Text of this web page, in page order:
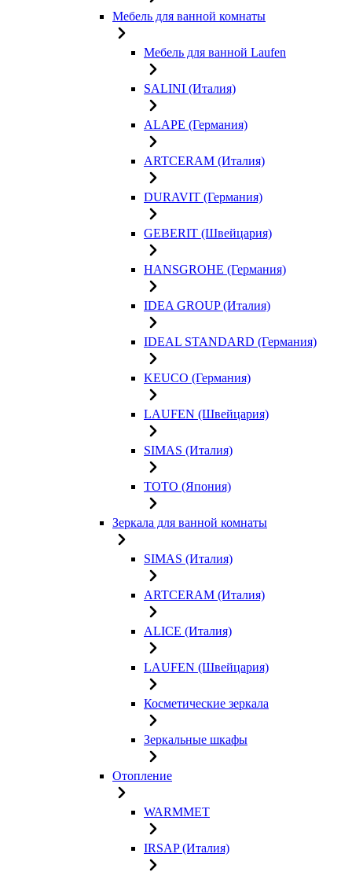
Мебель для ванной комнаты
Мебель для ванной Laufen
SALINI (Италия)
ALAPE (Германия)
ARTCERAM (Италия)
DURAVIT (Германия)
GEBERIT (Швейцария)
HANSGROHE (Германия)
IDEA GROUP (Италия)
IDEAL STANDARD (Германия)
KEUCO (Германия)
LAUFEN (Швейцария)
SIMAS (Италия)
TOTO (Япония)
Зеркала для ванной комнаты
SIMAS (Италия)
ARTCERAM (Италия)
ALICE (Италия)
LAUFEN (Швейцария)
Косметические зеркала
Зеркальные шкафы
Отопление
WARMMET
IRSAP (Италия)